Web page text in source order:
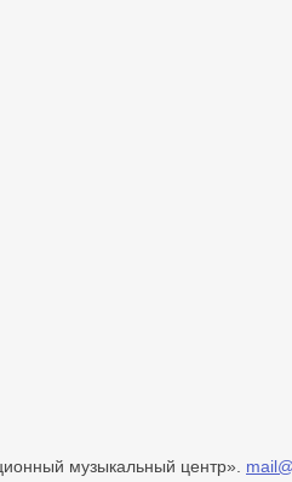
музыкальный центр».